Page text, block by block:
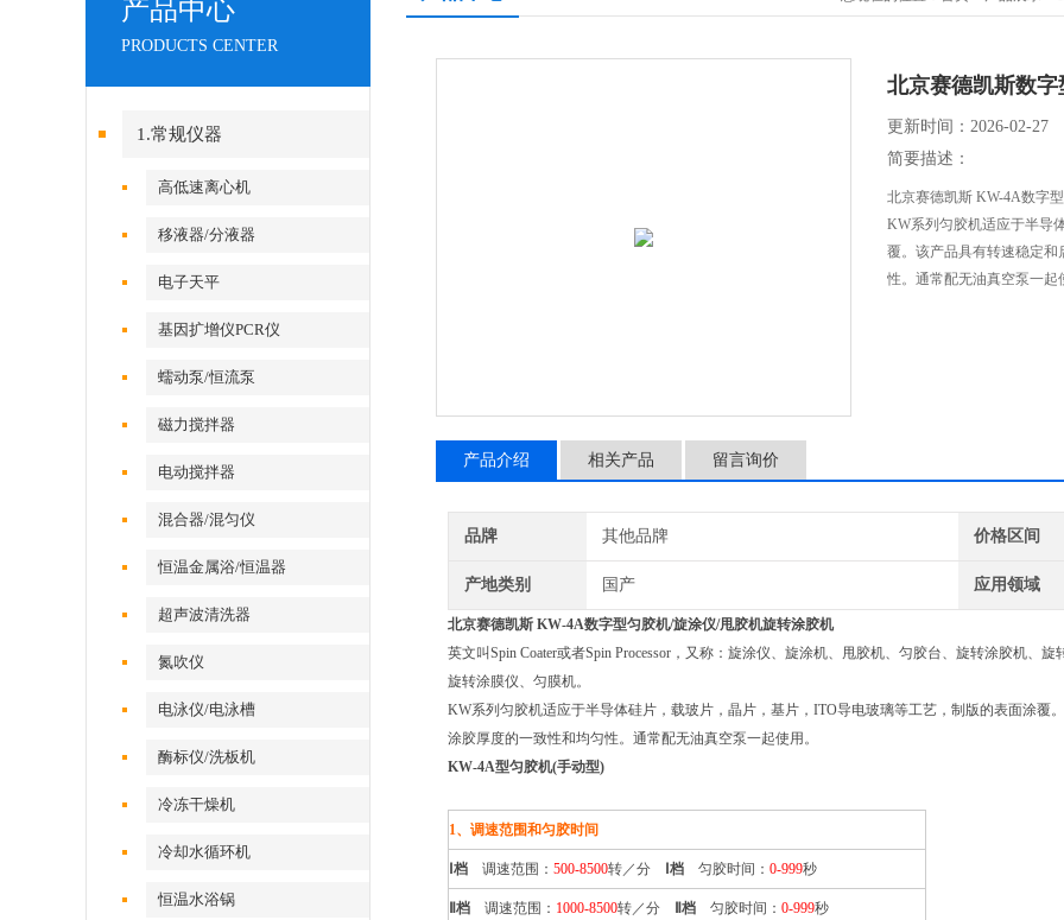
产品中心
PRODUCTS CENTER
1.常规仪器
高低速离心机
移液器/分液器
电子天平
基因扩增仪PCR仪
蠕动泵/恒流泵
磁力搅拌器
电动搅拌器
混合器/混匀仪
恒温金属浴/恒温器
超声波清洗器
氮吹仪
电泳仪/电泳槽
酶标仪/洗板机
冷冻干燥机
冷却水循环机
恒温水浴锅
北京赛德凯斯数
更新时间：2026-02-27
简要描述：
北京赛德凯斯 KW-4A数字
KW系列匀胶机适应于半导
覆。该产品具有转速稳定
性。通常配无油真空泵一起
产品介绍 相关产品 留言询价
品牌 其他品牌 价格区间
产地类别 国产 应用领域
北京赛德凯斯 KW-4A数字型匀胶机/旋涂仪/甩胶机旋转涂胶机
英文叫Spin Coater或者Spin Processor，又称：旋涂仪、旋涂机、甩胶机、匀胶台、旋转涂胶机、
旋转涂膜仪、匀膜机。
KW系列匀胶机适应于半导体硅片，载玻片，晶片，基片，ITO导电玻璃等工艺，制版的表面涂覆
涂胶厚度的一致性和均匀性。通常配无油真空泵一起使用。
KW-4A型匀胶机(手动型)
1、调速范围和匀胶时间
Ⅰ档 调速范围： 500-8500转／分 Ⅰ档 匀胶时间： 0-999秒
Ⅱ档 调速范围： 1000-8500转／分 Ⅱ档 匀胶时间： 0-999秒